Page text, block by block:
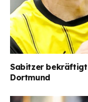
Sabitzer bekräftigt
Dortmund